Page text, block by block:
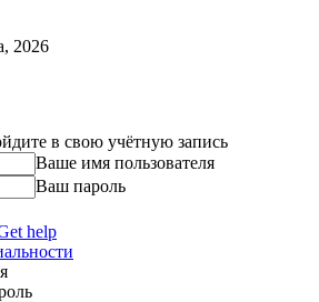
2026
в свою учётную запись
Ваше имя пользователя
Ваш пароль
help